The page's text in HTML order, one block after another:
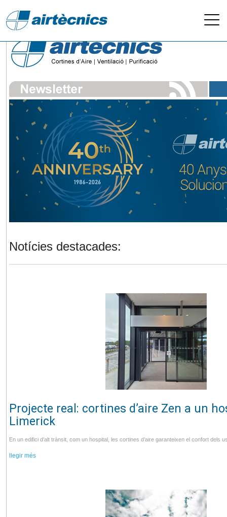
Newsletter
Notícies destacades:
Projecte real: cortines d’aire Zen a un
Limerick
En un edifici d’alt trànsit, com un hospital, les cortines d’aire garanteixen el confort dels
llegir més